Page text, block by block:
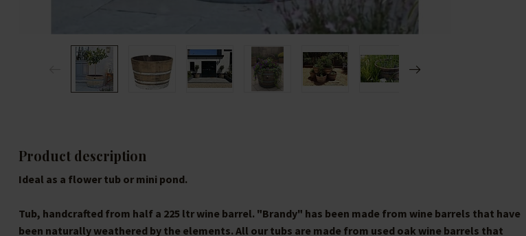
Product description
Ideal as a flower tub or mini pond.
Tub, handcrafted from half a 225 ltr wine barrel. "Brandy" has been made from wine barrels that have
been naturally weathered by the elements. All our tubs are made from used oak wine barrels that